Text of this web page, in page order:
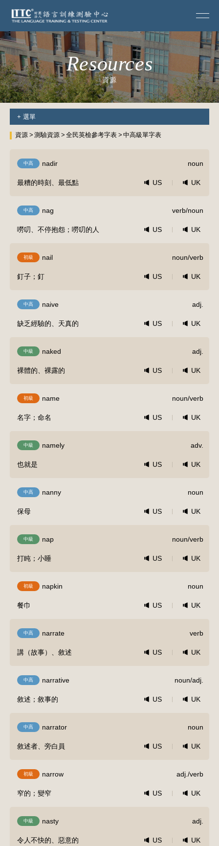
Resources
資源
+ 選單
資源 測驗資源 全民英檢參考字表 中高級單字表
中高 nadir noun
最糟的時刻、最低點 US UK
中高 nag verb/noun
嘮叨、不停抱怨；嘮叨的人 US UK
初級 nail noun/verb
釘子；釘 US UK
中高 naive adj.
缺乏經驗的、天真的 US UK
中級 naked adj.
裸體的、裸露的 US UK
初級 name noun/verb
名字；命名 US UK
中級 namely adv.
也就是 US UK
中高 nanny noun
保母 US UK
中級 nap noun/verb
打盹；小睡 US UK
初級 napkin noun
餐巾 US UK
中高 narrate verb
講（故事）、敘述 US UK
中高 narrative noun/adj.
敘述；敘事的 US UK
中高 narrator noun
敘述者、旁白員 US UK
初級 narrow adj./verb
窄的；變窄 US UK
中級 nasty adj.
令人不快的、惡意的 US UK